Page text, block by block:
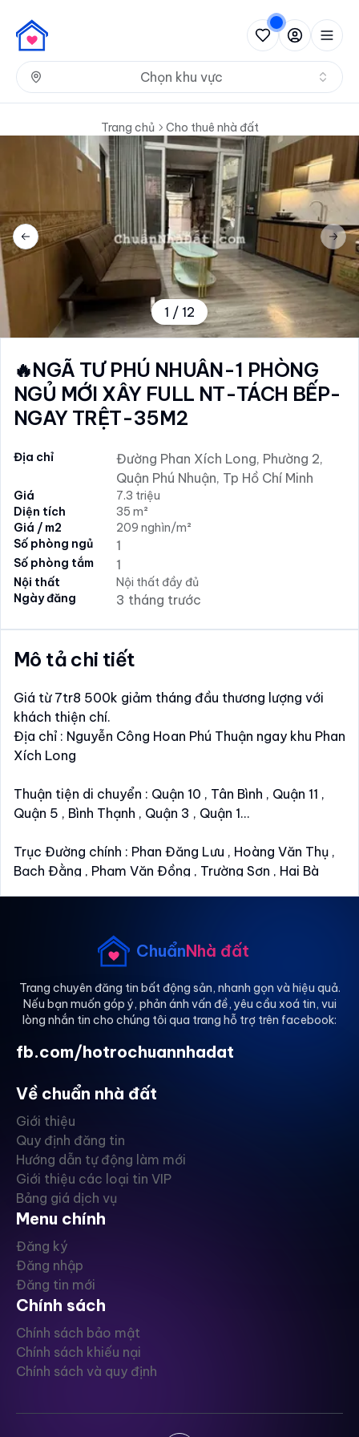
Chọn khu vực
Trang chủ Cho thuê nhà đất
Previous slide
1 / 12
🔥NGÃ TƯ PHÚ NHUÂN-1 PHÒNG
NGỦ MỚI XÂY FULL NT-TÁCH BẾP-
NGAY TRỆT-35M2
Địa chỉ
Đường Phan Xích Long, Phường 2,
Quận Phú Nhuận, Tp Hồ Chí Minh
Giá
7.3 triệu
Diện tích
35 m²
Giá / m2
209 nghìn/m²
Số phòng ngủ
1
Số phòng tắm 1
Nội thất
Nội thất đầy đủ
Ngày đăng
3 tháng trước
Mô tả chi tiết
Giá từ 7tr8 500k giảm tháng đầu thương lượng với
khách thiện chí.
Địa chỉ : Nguyễn Công Hoan Phú Thuận ngay khu Phan
Xích Long
Thuận tiện di chuyển : Quận 10 , Tân Bình , Quận 11 ,
Quận 5 , Bình Thạnh , Quận 3 , Quận 1...
Trục Đường chính : Phan Đăng Lưu , Hoàng Văn Thụ ,
Bạch Đằng , Phạm Văn Đồng , Trường Sơn , Hai Bà
✅ Giờ giấc tự do.
✅ Không chung chủ.
✅ Camera an ninh 24/7
✅ Full nội thất
Liên hệ trực tiếp hỗ trợ 24/7 : **46.20* ( Sỹ Lâm
ChuẩnNhà đất
Trang chuyên đăng tin bất động sản, nhanh gọn và hiệu quả.
Nếu bạn muốn góp ý, phản ánh vấn đề, yêu cầu xoá tin, vui
lòng nhắn tin cho chúng tôi qua trang hỗ trợ trên facebook:
fb.com/hotrochuannhadat
Về chuẩn nhà đất
Giới thiệu
Quy định đăng tin
Hướng dẫn tự động làm mới
Giới thiệu các loại tin VIP
Bảng giá dịch vụ
Menu chính
Đăng ký
Đăng nhập
Đăng tin mới
Chính sách
Chính sách bảo mật
Chính sách khiếu nại
Chính sách và quy định